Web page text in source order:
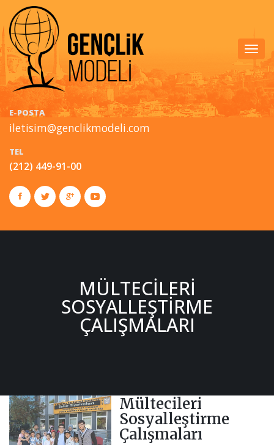
E-POSTA
iletisim@genclikmodeli.com
TEL
(212) 449-91-00
MÜLTECILERI
SOSYALLEŞTIRME
ÇALIŞMALARI
Mültecileri
Sosyalleştirme
Çalışmaları